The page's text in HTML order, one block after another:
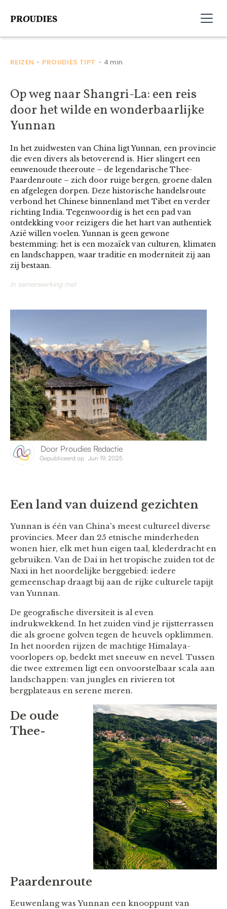
REIZEN • PROUDIES TIPT • 4 min
Op weg naar Shangri-La: een reis
door het wilde en wonderbaarlijke
Yunnan
In het zuidwesten van China ligt Yunnan, een provincie
die even divers als betoverend is. Hier slingert een
eeuwenoude theeroute – de legendarische Thee-
Paardenroute – zich door ruige bergen, groene dalen
en afgelegen dorpen. Deze historische handelsroute
verbond het Chinese binnenland met Tibet en verder
richting India. Tegenwoordig is het een pad van
ontdekking voor reizigers die het hart van authentiek
Azië willen voelen. Yunnan is geen gewone
bestemming: het is een mozaïek van culturen, klimaten
en landschappen, waar traditie en moderniteit zij aan
zij bestaan.
In samenwerking met
Door Proudies Redactie
Gepubliceerd op Jun 19, 2025
Een land van duizend gezichten
Yunnan is één van China's meest cultureel diverse
provincies. Meer dan 25 etnische minderheden
wonen hier, elk met hun eigen taal, klederdracht en
gebruiken. Van de Dai in het tropische zuiden tot de
Naxi in het noordelijke berggebied: iedere
gemeenschap draagt bij aan de rijke culturele tapijt
van Yunnan.
De geografische diversiteit is al even
indrukwekkend. In het zuiden vind je rijstterrassen
die als groene golven tegen de heuvels opklimmen.
In het noorden rijzen de machtige Himalaya-
voorlopers op, bedekt met sneeuw en nevel. Tussen
die twee extremen ligt een onvoorstelbaar scala aan
landschappen: van jungles en rivieren tot
bergplateaus en serene meren.
De oude
Thee-
Paardenroute
Eeuwenlang was Yunnan een knooppunt van